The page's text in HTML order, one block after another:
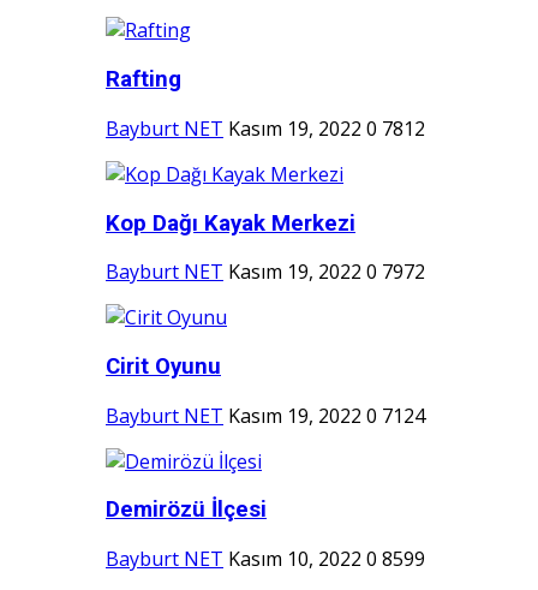
Rafting
Bayburt NET Kasım 19, 2022 0 7812
Kop Dağı Kayak Merkezi
Bayburt NET Kasım 19, 2022 0 7972
Cirit Oyunu
Bayburt NET Kasım 19, 2022 0 7124
Demirözü İlçesi
Bayburt NET Kasım 10, 2022 0 8599